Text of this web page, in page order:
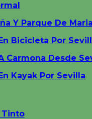
Y Parque De
Bicicleta Por
Carmona Desde
Kayak Por Sevilla
Tinto